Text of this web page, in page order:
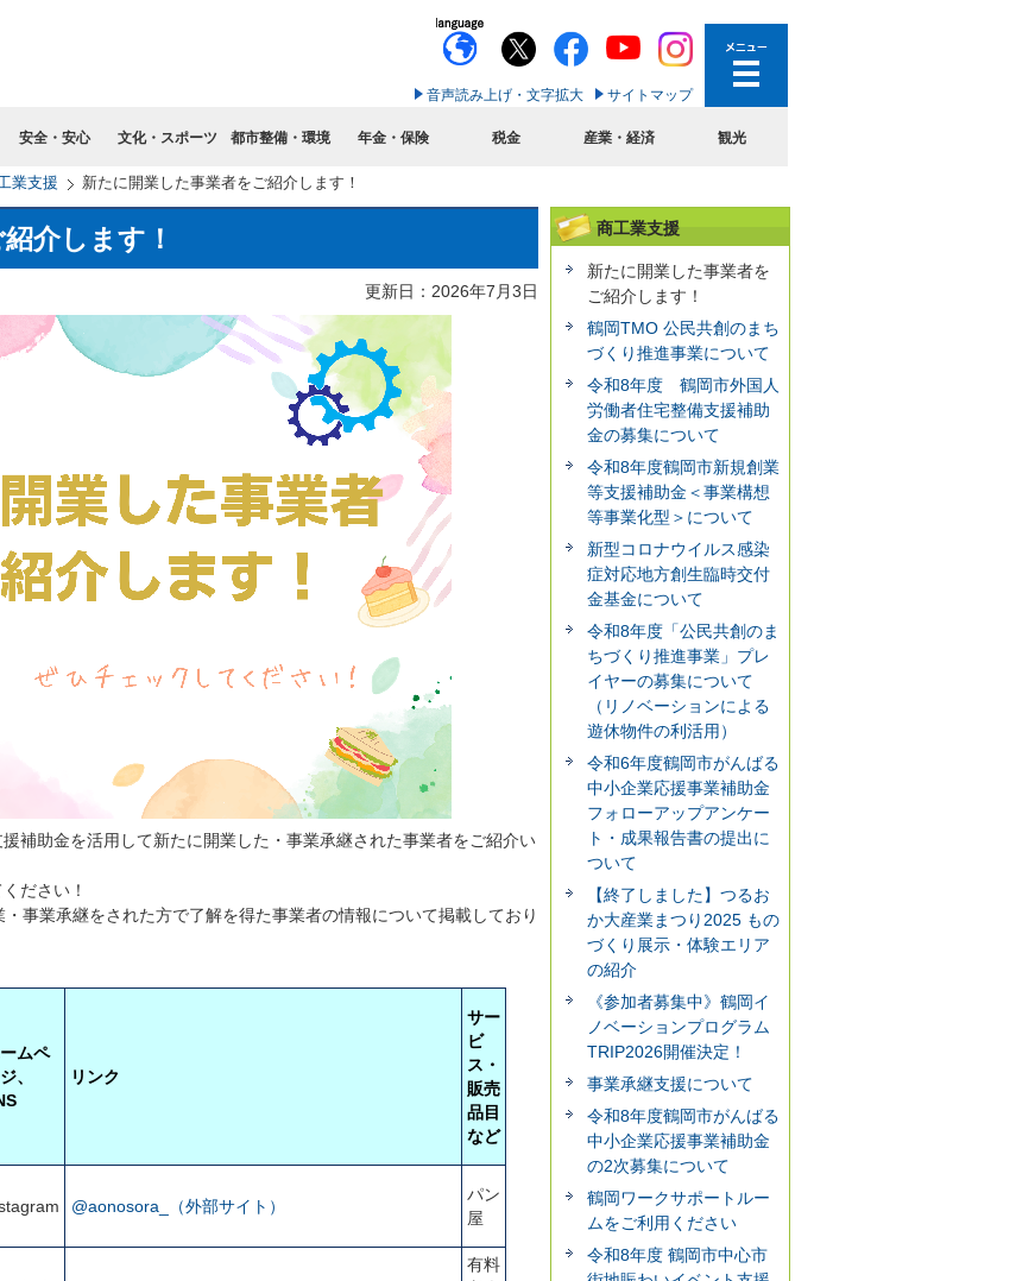
音声読み上げ・文字拡大 サイトマップ
安全・安心 文化・スポーツ 都市整備・環境 年金・保険 税金 産業・経済 観光
業支援 新たに開業した事業者をご紹介します！
介します！
更新日：2026年7月3日
補助金を活用して新たに開業した・事業承継された事業者をご紹介い
ださい！
事業承継をされた方で了解を得た事業者の情報について掲載しており
ムペ
、
リンク
サー
ビ
ス・
販売
品目
など
@aonosora_（外部サイト）
パン
屋
有料
商工業支援
新たに開業した事業者を
ご紹介します！
鶴岡TMO 公民共創のまち
づくり推進事業について
令和8年度 鶴岡市外国人
労働者住宅整備支援補助
金の募集について
令和8年度鶴岡市新規創業
等支援補助金＜事業構想
等事業化型＞について
新型コロナウイルス感染
症対応地方創生臨時交付
金基金について
令和8年度「公民共創のま
ちづくり推進事業」プレ
イヤーの募集について
（リノベーションによる
遊休物件の利活用）
令和6年度鶴岡市がんばる
中小企業応援事業補助金
フォローアップアンケー
ト・成果報告書の提出に
ついて
【終了しました】つるお
か大産業まつり2025 もの
づくり展示・体験エリア
の紹介
《参加者募集中》鶴岡イ
ノベーションプログラム
TRIP2026開催決定！
事業承継支援について
令和8年度鶴岡市がんばる
中小企業応援事業補助金
の2次募集について
鶴岡ワークサポートルー
ムをご利用ください
令和8年度 鶴岡市中心市